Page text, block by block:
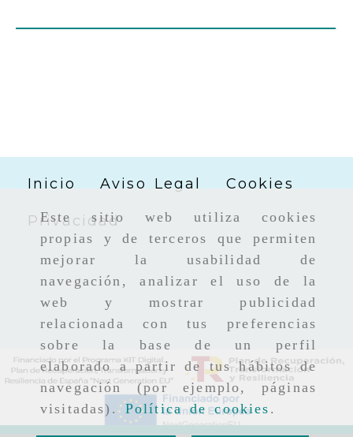
Este sitio web utiliza cookies
propias y de terceros que permiten
mejorar la usabilidad de
navegación, analizar el uso de la
web y mostrar publicidad
relacionada con tus preferencias
sobre la base de un perfil
elaborado a partir de tus hábitos de
navegación (por ejemplo, páginas
visitadas). Política de cookies .
Inicio Aviso Legal Cookies
Privacidad